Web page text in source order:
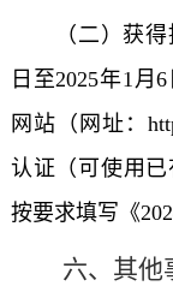
（二）获
日至2025年1月
网站（网址：
认证（可使用已
按要求填写《
六、其他